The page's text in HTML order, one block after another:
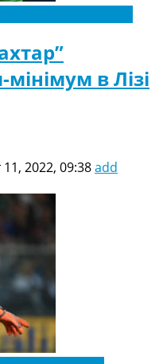
в Лізі
11, 2022, 09:38add